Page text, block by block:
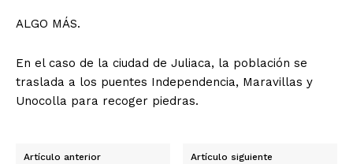
ALGO MÁS.
En el caso de la ciudad de Juliaca, la población se
traslada a los puentes Independencia, Maravillas y
Unocolla para recoger piedras.
Artículo anterior Artículo siguiente